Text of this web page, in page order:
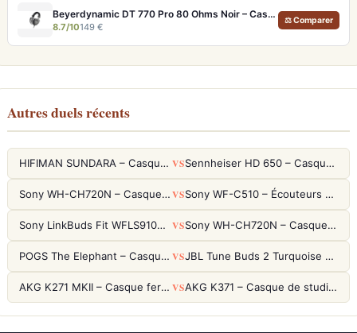
Beyerdynamic DT 770 Pro 80 Ohms Noir – Casque studio fermé pour monitoring précis
8.7/10149 €
⚖ Comparer
Autres duels récents
HIFIMAN SUNDARA – Casque Planar Magnetic Ouvert Over-Ear Audiophile VS Sennheiser HD 650 – Casque audiophile ouvert pour l'écoute analytique
Sony WH-CH720N – Casque ANC 35h, Ultra-léger (192g) avec Processeur V1 VS Sony WF-C510 – Écouteurs True Wireless compacts, autonomie 22h et multipoint
Sony LinkBuds Fit WFLS910NW Blanc – Écouteurs Sport Ailes ANC VS Sony WH-CH720N – Casque ANC 35h, Ultra-léger (192g) avec Processeur V1
POGS The Elephant – Casque Filaire Enfants 85dB POGS-Safe™ (Éco-Responsable) VS JBL Tune Buds 2 Turquoise – Écouteurs True Wireless avec ANC et autonomie 48h
AKG K271 MKII – Casque fermé studio fiable pour une écoute neutre VS AKG K371 – Casque de studio fermé 50mm titane, réponse 5Hz-50kHz